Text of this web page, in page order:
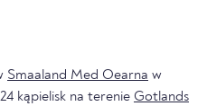
Smaaland Med Oearna w
kąpielisk na terenie Gotlands